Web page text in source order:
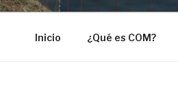
Inicio ¿Qué es COM?